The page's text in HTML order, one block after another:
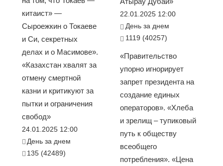
китаист» —
Сыроежкин о Токаеве
и Си, секретных
делах и о Масимове».
«Казахстан хвалят за
отмену смертной
казни и критикуют за
пытки и ограничения
свобод»
24.01.2025 12:00
День за днем
135 (42489)
22.01.2025 12:00
День за днем
1119 (40257)
«Правительство
упорно игнорирует
запрет президента на
создание единых
операторов». «Хлеба
и зрелищ – тупиковый
путь к обществу
всеобщего
потребления». «Цена